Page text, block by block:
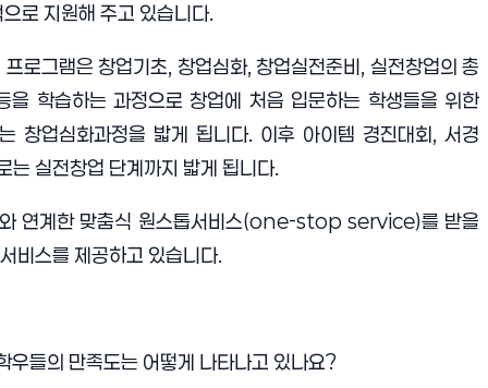
로 지원해 주고 있습니다.
프로그램은 창업기초, 창업심화, 창업실전준비, 실전창업의 총
을 학습하는 과정으로 창업에 처음 입문하는 학생들을 위한
창업심화과정을 밟게 됩니다. 이후 아이템 경진대회,서경
는 실전창업 단계까지 밟게 됩니다.
연계한 맞춤식 원스톱서비스(one-stop service)를 받을
비스를 제공하고 있습니다.
우들의 만족도는 어떻게 나타나고 있나요?